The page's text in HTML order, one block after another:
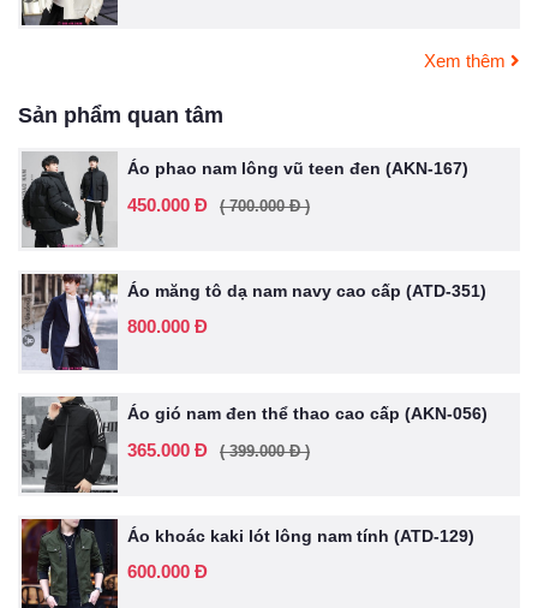
Xem thêm
Sản phẩm quan tâm
Áo phao nam lông vũ teen đen (AKN-167)
450.000 Đ ( 700.000 Đ )
Áo măng tô dạ nam navy cao cấp (ATD-351)
800.000 Đ
Áo gió nam đen thể thao cao cấp (AKN-056)
365.000 Đ ( 399.000 Đ )
Áo khoác kaki lót lông nam tính (ATD-129)
600.000 Đ